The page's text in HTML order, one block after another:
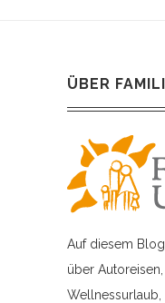
ÜBER
Auf diesem
über Autoreisen,
Wellnessurlaub,